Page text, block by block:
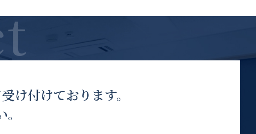
け付けております。